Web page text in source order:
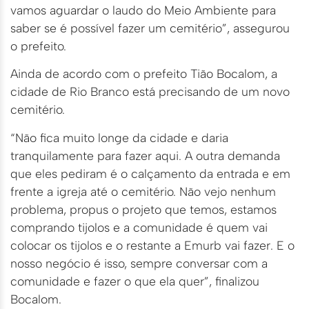
vamos aguardar o laudo do Meio Ambiente para
saber se é possível fazer um cemitério”, assegurou
o prefeito.
Ainda de acordo com o prefeito Tião Bocalom, a
cidade de Rio Branco está precisando de um novo
cemitério.
“Não fica muito longe da cidade e daria
tranquilamente para fazer aqui. A outra demanda
que eles pediram é o calçamento da entrada e em
frente a igreja até o cemitério. Não vejo nenhum
problema, propus o projeto que temos, estamos
comprando tijolos e a comunidade é quem vai
colocar os tijolos e o restante a Emurb vai fazer. E o
nosso negócio é isso, sempre conversar com a
comunidade e fazer o que ela quer”, finalizou
Bocalom.